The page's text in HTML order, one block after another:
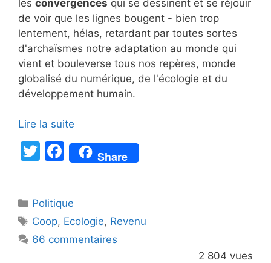
les convergences qui se dessinent et se réjouir
de voir que les lignes bougent - bien trop
lentement, hélas, retardant par toutes sortes
d'archaïsmes notre adaptation au monde qui
vient et bouleverse tous nos repères, monde
globalisé du numérique, de l'écologie et du
développement humain.
Lire la suite
T
er
F
a
e
b
o
Share
Catégories
Politique
Étiquettes
Coop, Ecologie, Revenu
66 commentaires
2 804 vues